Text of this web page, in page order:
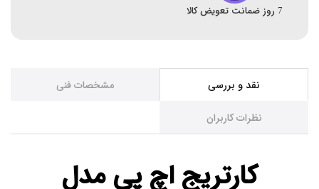
7 روز ضمانت تعویض کالا
نقد و بررسی مشخصات فنی
نظرات کاربران
کارتریج اچ پی مدل